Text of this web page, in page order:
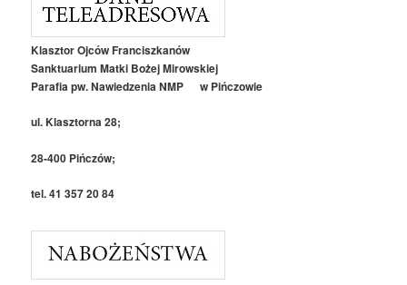
Klasztor Ojców Franciszkanów
Sanktuarium Matki Bożej Mirowskiej
Parafia pw. Nawiedzenia NMP w Pińczowie
ul. Klasztorna 28;
28-400 Pińczów;
tel. 41 357 20 84